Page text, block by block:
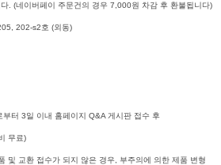
. (네이버페이 주문건의 경우 7,000원 차감 후 환불됩니다)
202-s2호 (외동)
부터 3일 이내 홈페이지 Q&A 게시판 접수 후
무료)
및 교환 접수가 되지 않은 경우, 부주의에 의한 제품 변형